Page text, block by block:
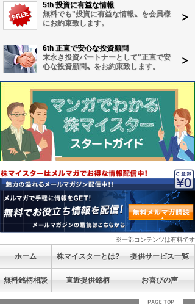
5th 投資に有益な情報
無料でも"投資に有益な情報〟を会員様
にお約束致します。
6th 正直で安心な投資顧問
末永き投資パートナーとして"正直で安
心な投資顧問〟をお約束致します。
※一部コンテンツは有料です
ホーム 株マイスターとは? 提供サービス一覧
無料銘柄相談 直近提供銘柄 お喜びの声